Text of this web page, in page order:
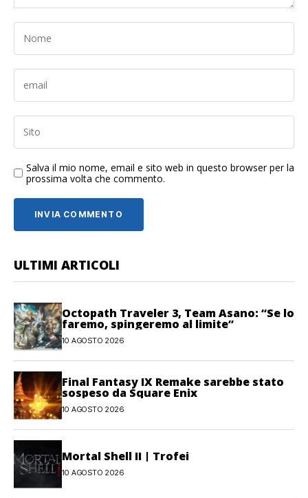
Salva il mio nome, email e sito web in questo browser per la
prossima volta che commento.
ULTIMI ARTICOLI
Octopath Traveler 3, Team Asano: “Se lo
faremo, spingeremo al limite”
10 AGOSTO 2026
Final Fantasy IX Remake sarebbe stato
sospeso da Square Enix
10 AGOSTO 2026
Mortal Shell II | Trofei
10 AGOSTO 2026